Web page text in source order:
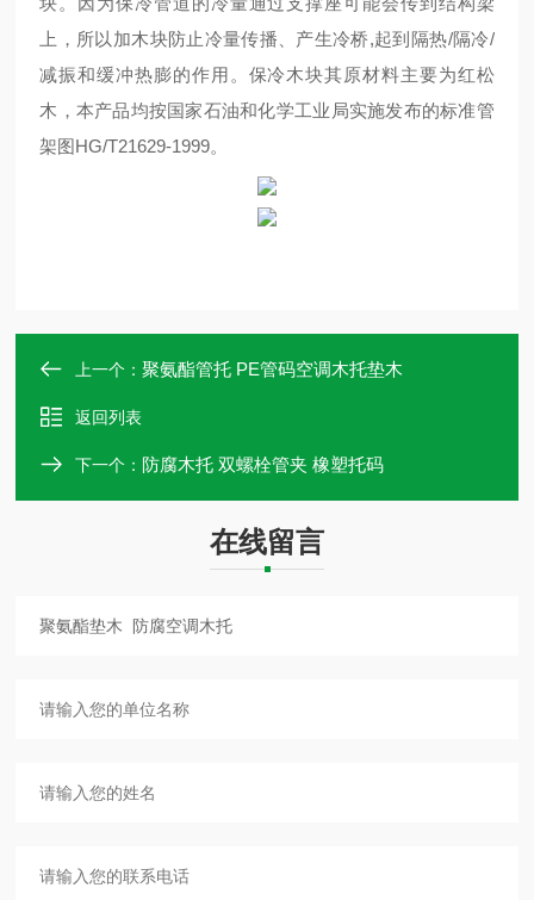
上，所以加木块防止冷量传播、产生冷桥,起到隔热/隔冷/
减振和缓冲热膨的作用。保冷木块其原材料主要为红松
木，本产品均按国家石油和化学工业局实施发布的标准管
架图HG/T21629-1999。
上一个：聚氨酯管托 PE管码空调木托垫木
返回列表
下一个： 防腐木托 双螺栓管夹 橡塑托码
在线留言